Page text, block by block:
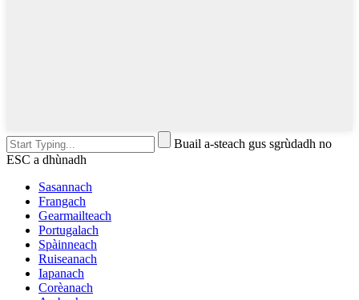
Buail a-steach gus sgrùdadh no
ESC a dhùnadh
Sasannach
Frangach
Gearmailteach
Portugalach
Spàinneach
Ruiseanach
Iapanach
Corèanach